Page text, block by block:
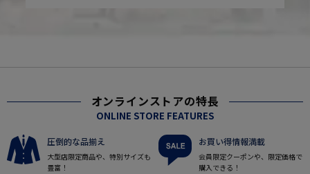
オンラインストアの特長
ONLINE STORE FEATURES
圧倒的な品揃え
大型店限定商品や、特別サイズも
豊富！
お買い得情報満載
会員限定クーポンや、限定価格で
購入できる！